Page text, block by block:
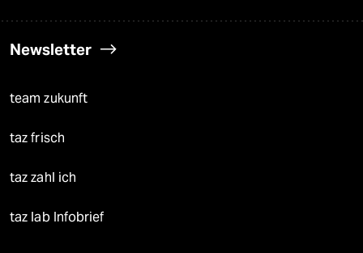
Newsletter
team zukunft
taz frisch
taz zahl ich
taz lab Infobrief